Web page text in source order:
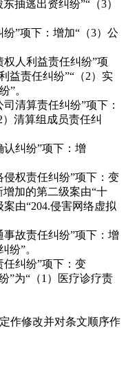
抽逃出资纠纷”“（3）
”项下：增加“（3）公
人利益责任纠纷”项
益责任纠纷”“（2）实
”。
清算责任纠纷”项下：
清算组成员责任纠
纠纷”项下：增
权责任纠纷”项下：变
加的第二级案由“十
由“204.侵害网络虚拟
故责任纠纷”项下：增
纷”。
纠纷”项下：变
”为“（1）医疗诊疗责
修改并对条文顺序作